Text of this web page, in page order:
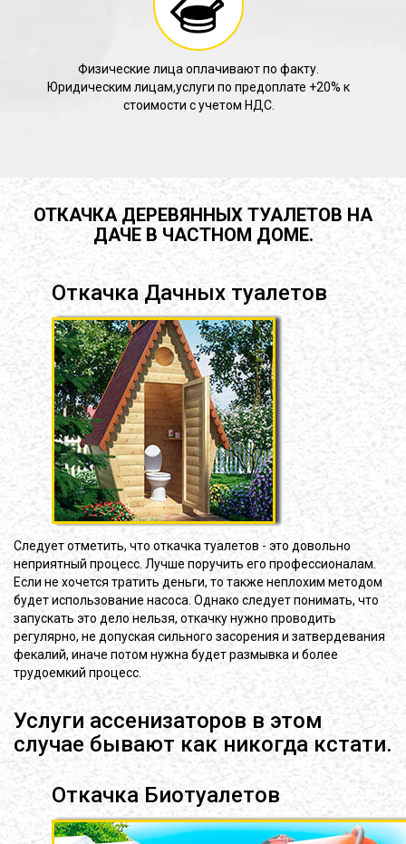
Физические лица оплачивают по факту.
Юридическим лицам,услуги по предоплате +20% к
стоимости с учетом НДС.
ОТКАЧКА ДЕРЕВЯННЫХ ТУАЛЕТОВ НА
ДАЧЕ В ЧАСТНОМ ДОМЕ.
Откачка Дачных туалетов
Следует отметить, что откачка туалетов - это довольно
неприятный процесс. Лучше поручить его профессионалам.
Если не хочется тратить деньги, то также неплохим методом
будет использование насоса. Однако следует понимать, что
запускать это дело нельзя, откачку нужно проводить
регулярно, не допуская сильного засорения и затвердевания
фекалий, иначе потом нужна будет размывка и более
трудоемкий процесс.
Услуги ассенизаторов в этом
случае бывают как никогда кстати.
Откачка Биотуалетов